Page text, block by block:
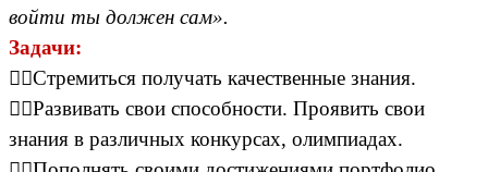
войти ты должен сам».
Задачи:
Стремиться получать качественные знания.
Развивать свои способности. Проявить свои
знания в различных конкурсах, олимпиадах.